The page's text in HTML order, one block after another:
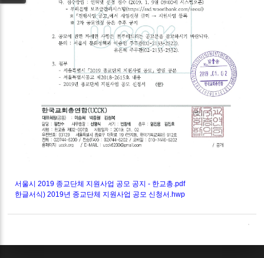
서울시 2019 종교단체 지원사업 공모 공지 - 한교총.pdf
한글서식) 2019년 종교단체 지원사업 공모 신청서.hwp